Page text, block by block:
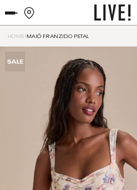
HOME MAIÔ FRANZIDO PETAL